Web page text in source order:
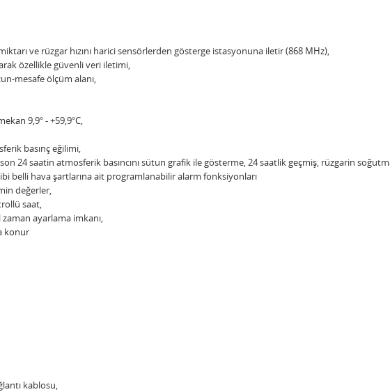
ve rüzgar hızını harici sensörlerden gösterge istasyonuna iletir (868 MHz),
özellikle güvenli veri iletimi,
mesafe ölçüm alanı,
9,9° - +59,9°C,
basınç eğilimi,
24 saatin atmosferik basıncını sütun grafik ile gösterme, 24 saatlik geçmiş, rüzgarin
gibi belli hava şartlarına ait programlanabilir alarm fonksiyonları
değerler,
saat,
ayarlama imkanı,
konur
kablosu,